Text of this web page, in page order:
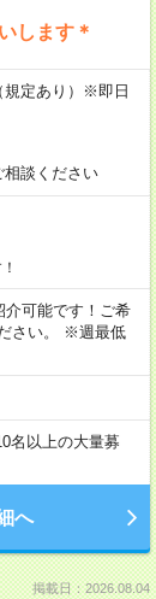
します＊
定あり）※即日
談ください
可能です！ご希
さい。 ※週最低
名以上の大量募
へ
掲載日：2026.08.04